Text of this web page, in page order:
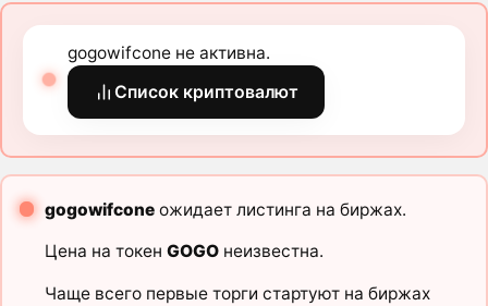
gogowifcone не активна.
Список криптовалют
gogowifconeожидает листинга на биржах.
Цена на токен GOGOнеизвестна.
Чаще всего первые торги стартуют на биржах